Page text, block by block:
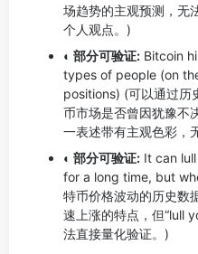
场趋势的主观预测，无
个人观点。)
◐ 部分可验证: Bitcoin
types of people (on
positions) (可以通过历
币市场是否曾因犹豫不
一表述带有主观色彩，
◐ 部分可验证: It can
for a long time, but
特币价格波动的历史数
速上涨的特点，但“lull
法直接量化验证。)